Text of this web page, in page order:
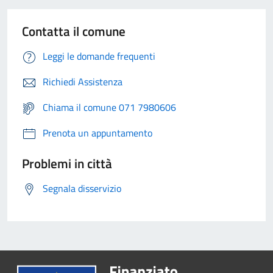
Contatta il comune
Leggi le domande frequenti
Richiedi Assistenza
Chiama il comune 071 7980606
Prenota un appuntamento
Problemi in città
Segnala disservizio